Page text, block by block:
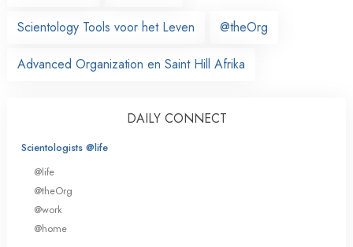
Scientology Tools voor het Leven @theOrg
Advanced Organization en Saint Hill Afrika
DAILY CONNECT
Scientologists @life
@life
@theOrg
@work
@home